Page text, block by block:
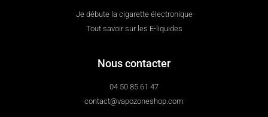
Je débute la cigarette électronique
Tout savoir sur les E-liquides
Nous contacter
04 50 85 61 47
contact@vapozoneshop.com